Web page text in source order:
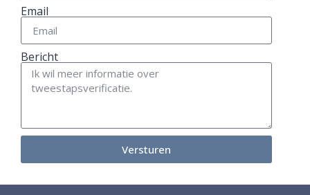
Email
Bericht
Versturen